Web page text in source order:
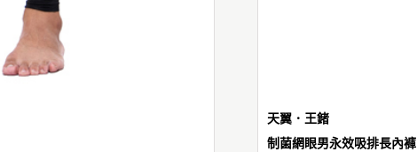
天翼．王鍺
制菌網眼男永效吸排長內褲